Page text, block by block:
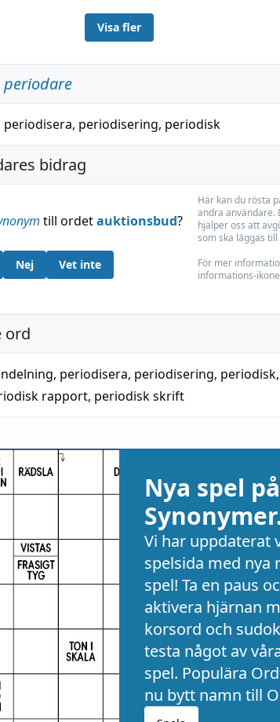
Visa fler
periodare
periodisera, periodisering, periodisk
bidrag
till ordetauktionsbud?
Nej Vet inte
Här kan du rösta
andra användare.
hjälper oss att
som ska läggas
För mer
informations-
ord
, periodisera, periodisering, periodisk,
rapport, periodisk skrift
Nya spel på
Vi har uppdaterat
spelsida med nya
spel! Ta en paus
aktivera hjärnan
korsord och
testa något av
spel. Populära
nu bytt namn till